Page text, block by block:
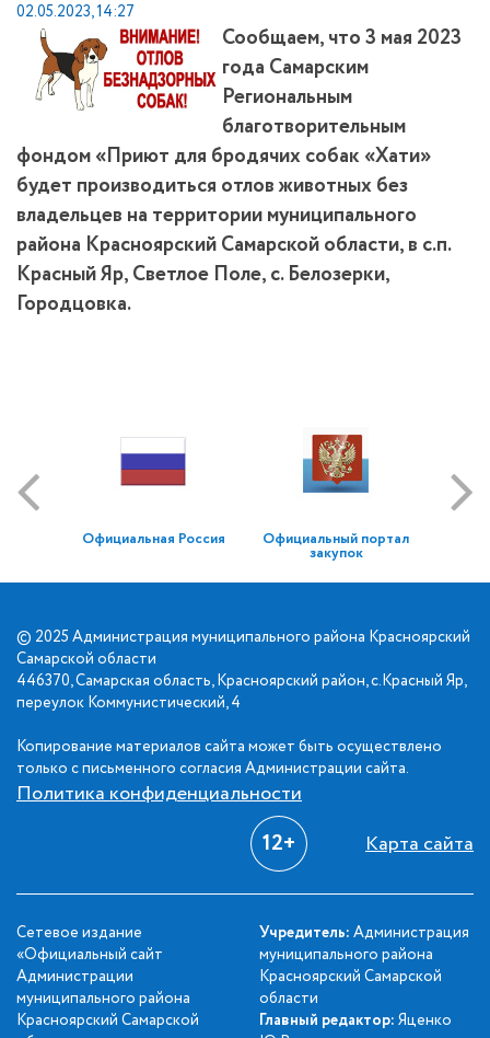
02.05.2023, 14:27
Сообщаем, что 3 мая 2023
года Самарским
Региональным
благотворительным
фондом «Приют для бродячих собак «Хати»
будет производиться отлов животных без
владельцев на территории муниципального
района Красноярский Самарской области, в с.п.
Красный Яр, Светлое Поле, с. Белозерки,
Городцовка.
Официальная Россия Официальный портал
закупок
© 2025 Администрация муниципального района Красноярский
Самарской области
446370, Самарская область, Красноярский район, с.Красный Яр,
переулок Коммунистический, 4
Копирование материалов сайта может быть осуществлено
только с письменного согласия Администрации сайта.
Политика конфиденциальности
12+ Карта сайта
Сетевое издание
«Официальный сайт
Администрации
муниципального района
Красноярский Самарской
Учредитель: Администрация
муниципального района
Красноярский Самарской
области
Главный редактор: Яценко